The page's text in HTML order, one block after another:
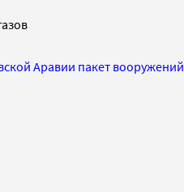
Аравии пакет вооружений